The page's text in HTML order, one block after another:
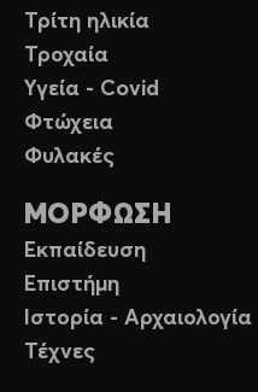
Τρίτη ηλικία
Τροχαία
Υγεία - Covid
Φτώχεια
Φυλακές
ΜΟΡΦΩΣΗ
Εκπαίδευση
Επιστήμη
Ιστορία - Αρχαιολογία
Τέχνες